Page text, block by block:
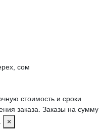
сом
стоимость и сроки
заказа. Заказы на сумму
×